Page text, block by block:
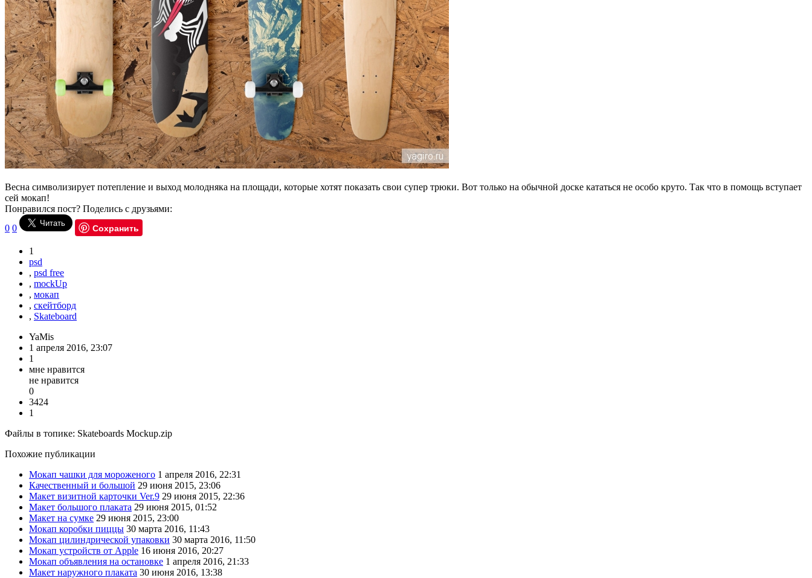
Весна символизирует потепление и выход молодняка на площади, которые хотят показать свои супер трюки. Вот только на обычной доске кататься не особо круто. Так что в помощь вступает
сей мокап!
Понравился пост? Поделись с друзьями:
0 0 Сохранить
1
psd
, psd free
, mockUp
, мокап
, скейтборд
, Skateboard
YaMis
1 апреля 2016, 23:07
1
мне нравится
не нравится
0
3424
1
Файлы в топике: Skateboards Mockup.zip
Похожие публикации
Мокап чашки для мороженого 1 апреля 2016, 22:31
Качественный и большой 29 июня 2015, 23:06
Макет визитной карточки Ver.9 29 июня 2015, 22:36
Макет большого плаката 29 июня 2015, 01:52
Макет на сумке 29 июня 2015, 23:00
Мокап коробки пиццы 30 марта 2016, 11:43
Мокап цилиндрической упаковки 30 марта 2016, 11:50
Мокап устройств от Apple 16 июня 2016, 20:27
Мокап объявления на остановке 1 апреля 2016, 21:33
Макет наружного плаката 30 июня 2016, 13:38